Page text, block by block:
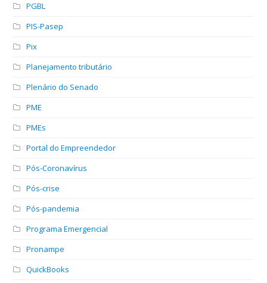
PGBL
PIS-Pasep
Pix
Planejamento tributário
Plenário do Senado
PME
PMEs
Portal do Empreendedor
Pós-Coronavírus
Pós-crise
Pós-pandemia
Programa Emergencial
Pronampe
QuickBooks